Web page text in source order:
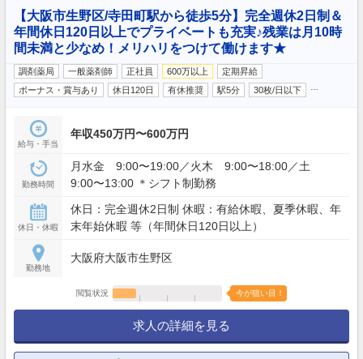
【大阪市生野区/寺田町駅から徒歩5分】完全週休2日制＆
年間休日120日以上でプライベートも充実♪残業は月10時
間未満と少なめ！メリハリをつけて働けます★
調剤薬局 一般薬剤師 正社員 600万以上
定期昇給
ボーナス・賞与あり
休日120日 有休推奨 駅5分 30枚/日以下
給与・手当
年収450万円〜600万円
勤務時間
月水金 9:00〜19:00／火木 9:00〜18:00／土
9:00〜13:00 ＊シフト制勤務
休日・休暇
休日：完全週休2日制 休暇：有給休暇、夏季休暇、年
末年始休暇 等（年間休日120日以上）
勤務地
大阪府大阪市生野区
閲覧状況 今が狙い目！
求人の詳細を見る